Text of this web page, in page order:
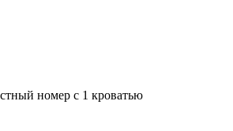
номер с 1 кроватью